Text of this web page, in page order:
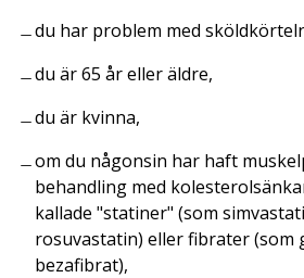
du har problem med
du är 65 år eller äldre,
du är kvinna,
om du någonsin har haft
behandling med
kallade "statiner" (som
rosuvastatin) eller fibrater (som
bezafibrat),